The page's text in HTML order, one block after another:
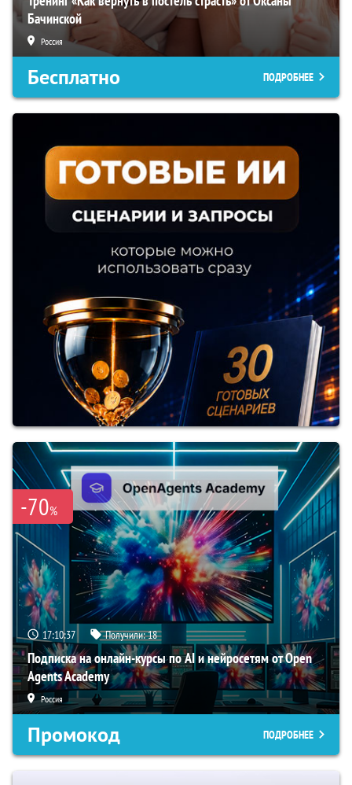
Бачинской
Россия
Бесплатно ПОДРОБНЕЕ
-70%
17:10:35 Получили:18
Подписка на онлайн-курсы по AI и нейросетям от Open
Agents Academy
Россия
Промокод ПОДРОБНЕЕ